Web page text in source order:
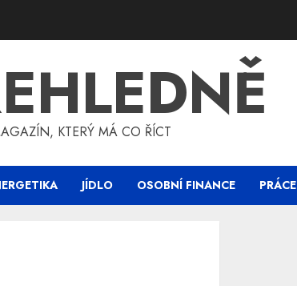
KTERÝ MÁ CO ŘÍCT
JÍDLO OSOBNÍ FINANCE PRÁCE